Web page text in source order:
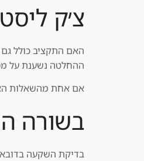
צ׳ק
האם התקציב כולל
ההחלטה נשענת על
אם אחת מהשאלות
בשורה